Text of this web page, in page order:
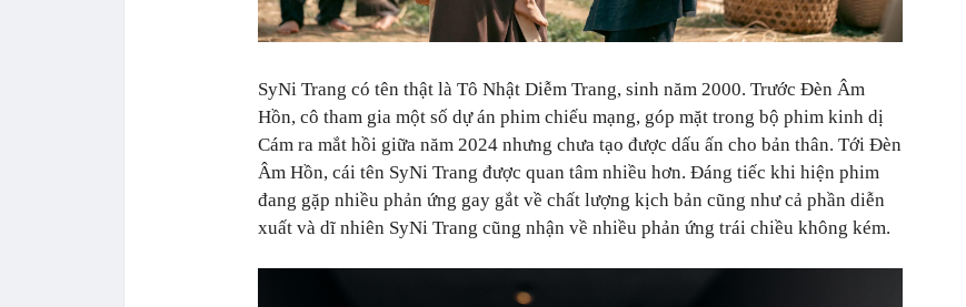
SyNi Trang có tên thật là Tô Nhật Diễm Trang, sinh năm 2000. Trước Đèn Âm
Hồn, cô tham gia một số dự án phim chiếu mạng, góp mặt trong bộ phim kinh dị
Cám ra mắt hồi giữa năm 2024 nhưng chưa tạo được dấu ấn cho bản thân. Tới Đèn
Âm Hồn, cái tên SyNi Trang được quan tâm nhiều hơn. Đáng tiếc khi hiện phim
đang gặp nhiều phản ứng gay gắt về chất lượng kịch bản cũng như cả phần diễn
xuất và dĩ nhiên SyNi Trang cũng nhận về nhiều phản ứng trái chiều không kém.